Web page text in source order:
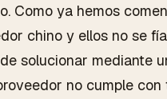
Como ya hemos
chino y ellos no se
solucionar mediante
no cumple